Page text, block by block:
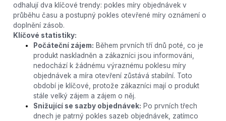
odhalují dva klíčové trendy: pokles míry objednávek v
průběhu času a postupný pokles otevřené míry oznámení o
doplnění zásob.
Klíčové statistiky:
Počáteční zájem: Během prvních tří dnů poté, co je
produkt naskladněn a zákazníci jsou informováni,
nedochází k žádnému výraznému poklesu míry
objednávek a míra otevření zůstává stabilní. Toto
období je klíčové, protože zákazníci mají o produkt
stále velký zájem a zájem o něj.
Snižující se sazby objednávek: Po prvních třech
dnech je patrný pokles sazeb objednávek, zatímco